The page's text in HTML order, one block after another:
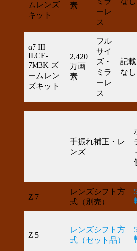
ムレンズ
キット
素
ーレ
ス
α7 III
ILCE-
7M3K ズ
ームレン
ズキット
2,420
万画
素
フル
サイ
ズ・
ミラ
ーレ
ス
記載
なし
手振れ補正・レ
ンズ
Z 7
レンズシフト方
式（別売）
5
Z 5
レンズシフト方
式（セット品）
5